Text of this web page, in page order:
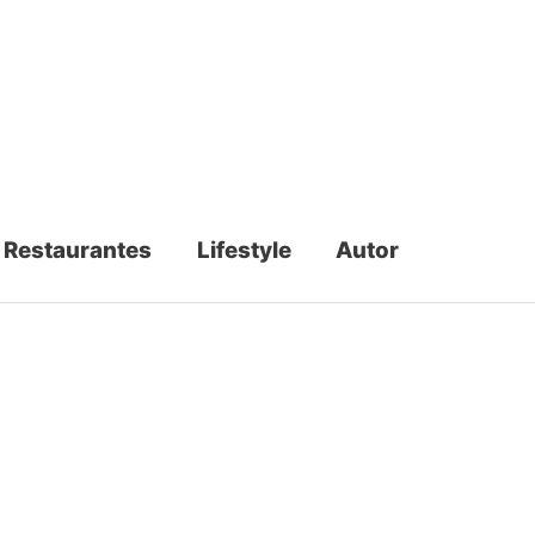
Restaurantes Lifestyle Autor